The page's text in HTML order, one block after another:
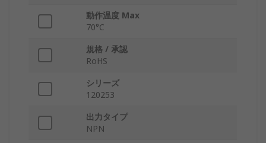
動作温度 Max
70°C
規格 / 承認
RoHS
シリーズ
120253
出力タイプ
NPN